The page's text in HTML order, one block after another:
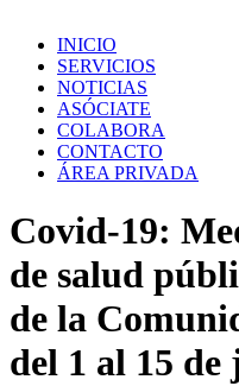
INICIO
SERVICIOS
NOTICIAS
ASÓCIATE
COLABORA
CONTACTO
ÁREA PRIVADA
Covid-19:
de salud
de la
del 1 al 15 de